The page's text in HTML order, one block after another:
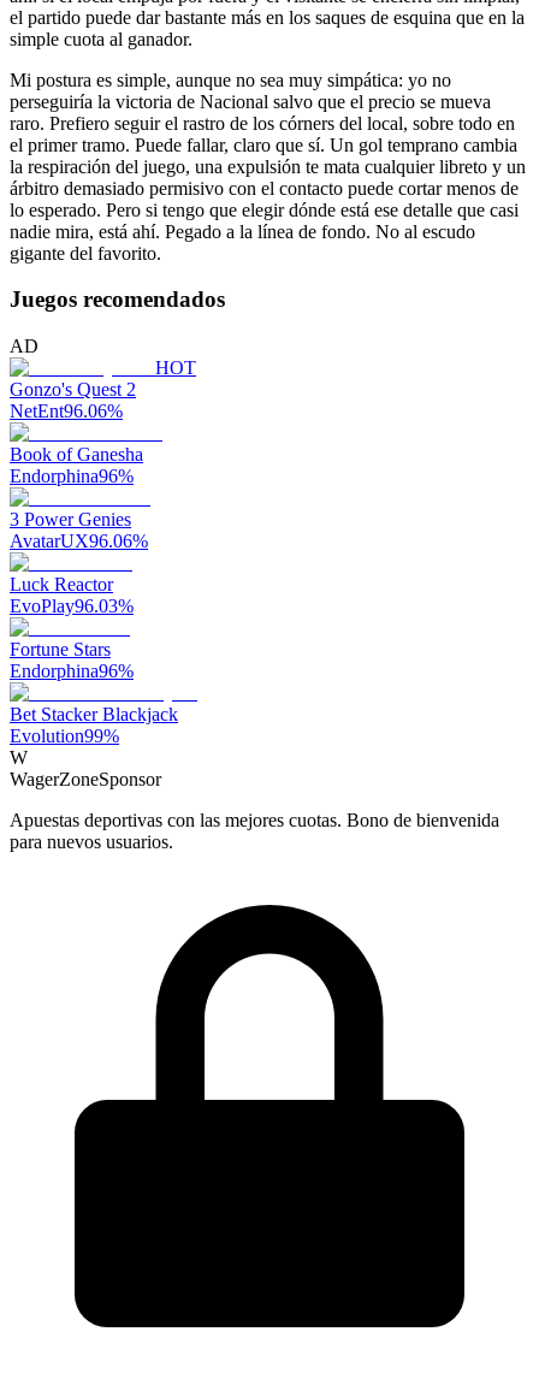
el partido puede dar bastante más en los saques de esquina que en la
simple cuota al ganador.
Mi postura es simple, aunque no sea muy simpática: yo no
perseguiría la victoria de Nacional salvo que el precio se mueva
raro. Prefiero seguir el rastro de los córners del local, sobre todo en
el primer tramo. Puede fallar, claro que sí. Un gol temprano cambia
la respiración del juego, una expulsión te mata cualquier libreto y un
árbitro demasiado permisivo con el contacto puede cortar menos de
lo esperado. Pero si tengo que elegir dónde está ese detalle que casi
nadie mira, está ahí. Pegado a la línea de fondo. No al escudo
gigante del favorito.
Juegos recomendados
AD
HOT
Gonzo's Quest 2
NetEnt96.06%
Book of Ganesha
Endorphina96%
3 Power Genies
AvatarUX96.06%
Luck Reactor
EvoPlay96.03%
Fortune Stars
Endorphina96%
Bet Stacker Blackjack
Evolution99%
W
WagerZoneSponsor
Apuestas deportivas con las mejores cuotas. Bono de bienvenida
para nuevos usuarios.